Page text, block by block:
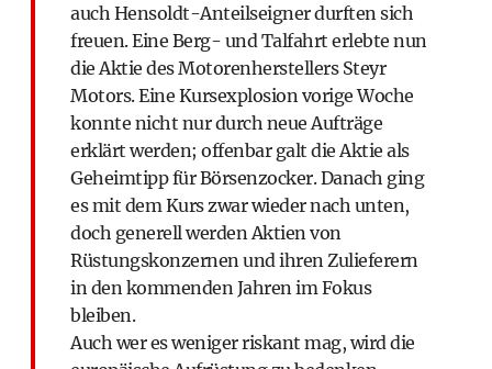
auch Hensoldt-­Anteilseigner durften sich
freuen. Eine Berg- und Talfahrt erlebte nun
die Aktie des Motorenherstellers Steyr
Motors. Eine Kurs­explosion vorige Woche
konnte nicht nur durch neue Aufträge
erklärt werden; offenbar galt die Aktie als
Geheimtipp für Börsenzocker. Danach ging
es mit dem Kurs zwar wieder nach unten,
doch generell werden Aktien von
Rüstungskonzernen und ihren Zulieferern
in den kommenden Jahren im Fokus
bleiben.
Auch wer es weniger riskant mag, wird die